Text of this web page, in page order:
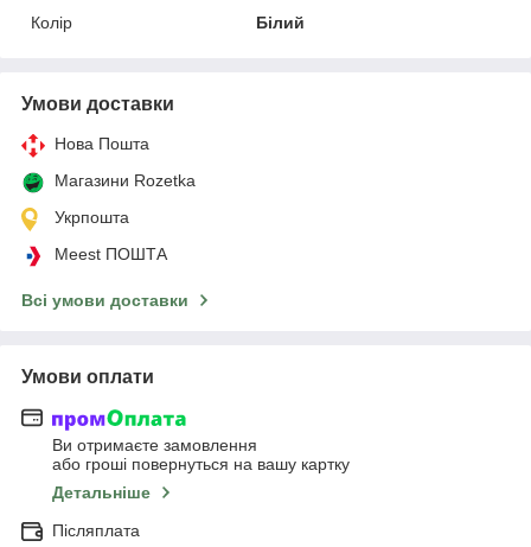
Колір
Білий
Умови доставки
Нова Пошта
Магазини Rozetka
Укрпошта
Meest ПОШТА
Всі умови доставки
Умови оплати
Ви отримаєте замовлення
або гроші повернуться на вашу картку
Детальніше
Післяплата